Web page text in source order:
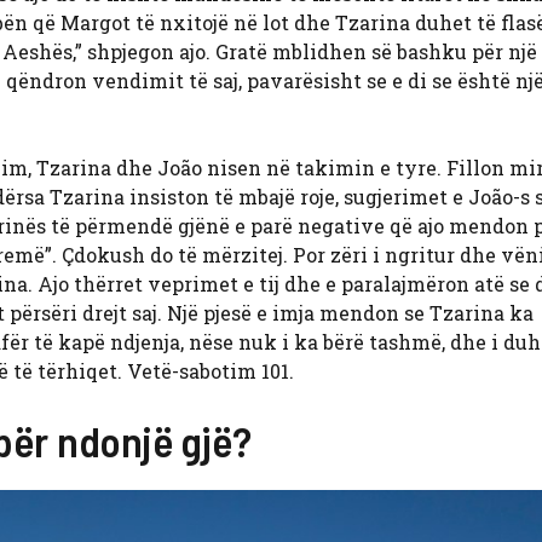
që Margot të nxitojë në lot dhe Tzarina duhet të
shpjegon ajo. Gratë mblidhen së bashku për një
vendimit të saj, pavarësisht se e di se është
Tzarina dhe João nisen në takimin e tyre. Fillon
Tzarina insiston të mbajë roje, sugjerimet e João-s
të përmendë gjënë e parë negative që ajo mendon
Çdokush do të mërzitej. Por zëri i ngritur dhe
Ajo thërret veprimet e tij dhe e paralajmëron atë se
drejt saj. Një pjesë e imja mendon se Tzarina ka
të kapë ndjenja, nëse nuk i ka bërë tashmë, dhe i
tërhiqet. Vetë-sabotim 101.
ndonjë gjë?